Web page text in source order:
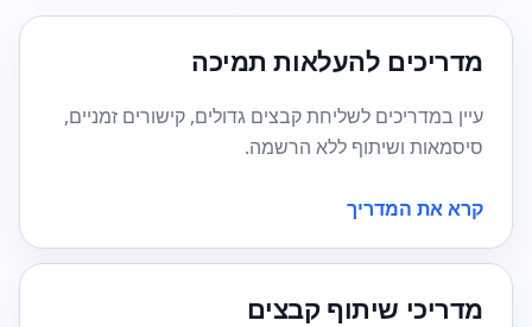
מדריכים להעלאות תמיכה
עיין במדריכים לשליחת קבצים גדולים, קישורים זמניים,
סיסמאות ושיתוף ללא הרשמה.
קרא את המדריך
מדריכי שיתוף קבצים